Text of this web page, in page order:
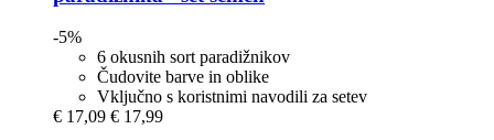
-5%
6 okusnih sort paradižnikov
Čudovite barve in oblike
Vključno s koristnimi navodili za setev
€ 17,09 € 17,99